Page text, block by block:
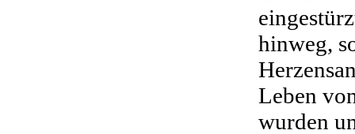
hinweg,
Leben
wurden